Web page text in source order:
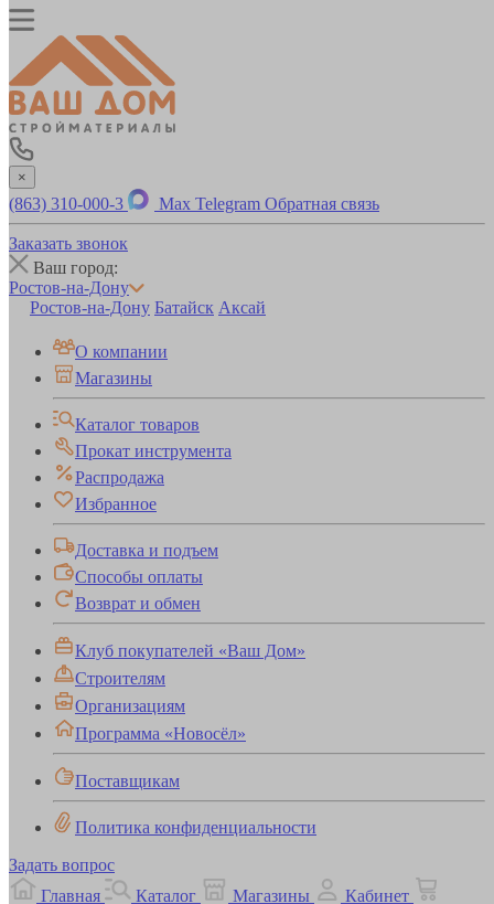
×
(863) 310-000-3 Max Telegram Обратная связь
Заказать звонок
Ваш город:
Ростов-на-Дону
Ростов-на-Дону Батайск Аксай
О компании
Магазины
Каталог товаров
Прокат инструмента
Распродажа
Избранное
Доставка и подъем
Способы оплаты
Возврат и обмен
Клуб покупателей «Ваш Дом»
Строителям
Организациям
Программа «Новосёл»
Поставщикам
Политика конфиденциальности
Задать вопрос
Главная
Каталог Магазины
Кабинет